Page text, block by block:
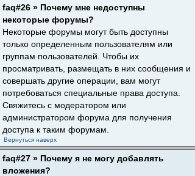
faq#26 » Почему мне недоступны
некоторые форумы?
Некоторые форумы могут быть доступны
только определенным пользователям или
группам пользователей. Чтобы их
просматривать, размещать в них сообщения и
совершать другие операции, вам могут
потребоваться специальные права доступа.
Свяжитесь с модератором или
администратором форума для получения
доступа к таким форумам.
Вернуться наверх
faq#27 » Почему я не могу добавлять
вложения?